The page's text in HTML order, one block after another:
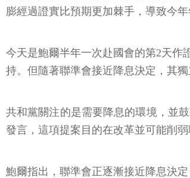
膨經過證實比預期更加棘手，導致今年
今天是鮑爾半年一次赴國會的第2天作
持。但隨著聯準會接近降息決定，其獨
共和黨關注的是需要降息的環境，並
發言，這項提案目的在改革並可能削
鮑爾指出，聯準會正逐漸接近降息決